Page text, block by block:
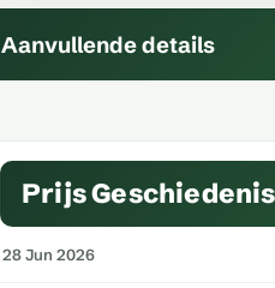
Aanvullende details
Prijs Geschiedenis
28 Jun 2026